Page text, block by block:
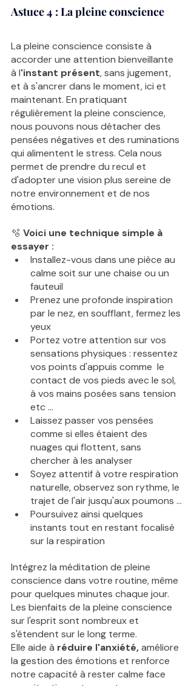
Astuce 4 : La pleine conscience
La pleine conscience consiste à
accorder une attention bienveillante
à l'instant présent, sans jugement,
et à s'ancrer dans le moment, ici et
maintenant. En pratiquant
régulièrement la pleine conscience,
nous pouvons nous détacher des
pensées négatives et des ruminations
qui alimentent le stress. Cela nous
permet de prendre du recul et
d'adopter une vision plus sereine de
notre environnement et de nos
émotions.
🫧 Voici une technique simple à
essayer :
Installez-vous dans une pièce au
calme soit sur une chaise ou un
fauteuil
Prenez une profonde inspiration
par le nez, en soufflant, fermez les
yeux
Portez votre attention sur vos
sensations physiques : ressentez
vos points d'appuis comme  le
contact de vos pieds avec le sol,
à vos mains posées sans tension
etc ...
Laissez passer vos pensées
comme si elles étaient des
nuages qui flottent, sans
chercher à les analyser
Soyez attentif à votre respiration
naturelle, observez son rythme, le
trajet de l'air jusqu'aux poumons ...
Poursuivez ainsi quelques
instants tout en restant focalisé
sur la respiration
Intégrez la méditation de pleine
conscience dans votre routine, même
pour quelques minutes chaque jour.
Les bienfaits de la pleine conscience
sur l'esprit sont nombreux et
s'étendent sur le long terme.
Elle aide à réduire l'anxiété, améliore
la gestion des émotions et renforce
notre capacité à rester calme face